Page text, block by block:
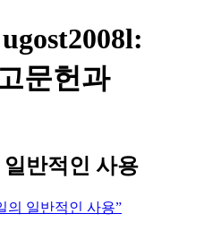
문헌과
반적인 사용
의 일반적인 사용”